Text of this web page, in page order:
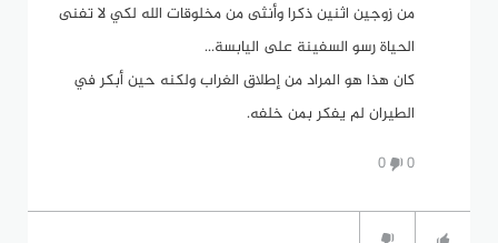
من زوجين اثنين ذكرا وأنثى من مخلوقات الله لكي لا تفنى
الحياة رسو السفينة على اليابسة...
كان هذا هو المراد من إطلاق الغراب ولكنه حين أبكر في
الطيران لم يفكر بمن خلفه.
0
0